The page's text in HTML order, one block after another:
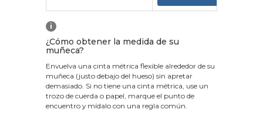
i
¿Cómo obtener la medida de su
muñeca?
Envuelva una cinta métrica flexible alrededor de su
muñeca (justo debajo del hueso) sin apretar
demasiado. Si no tiene una cinta métrica, use un
trozo de cuerda o papel, marque el punto de
encuentro y mídalo con una regla común.